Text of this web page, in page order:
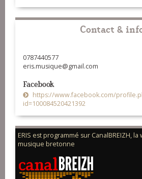
Contact &
0787440577
eris.musique@gmail.com
Facebook
https://www.facebook.com/
id=100084520421392
ERIS est programmé sur CanalBREIZH,
musique bretonne